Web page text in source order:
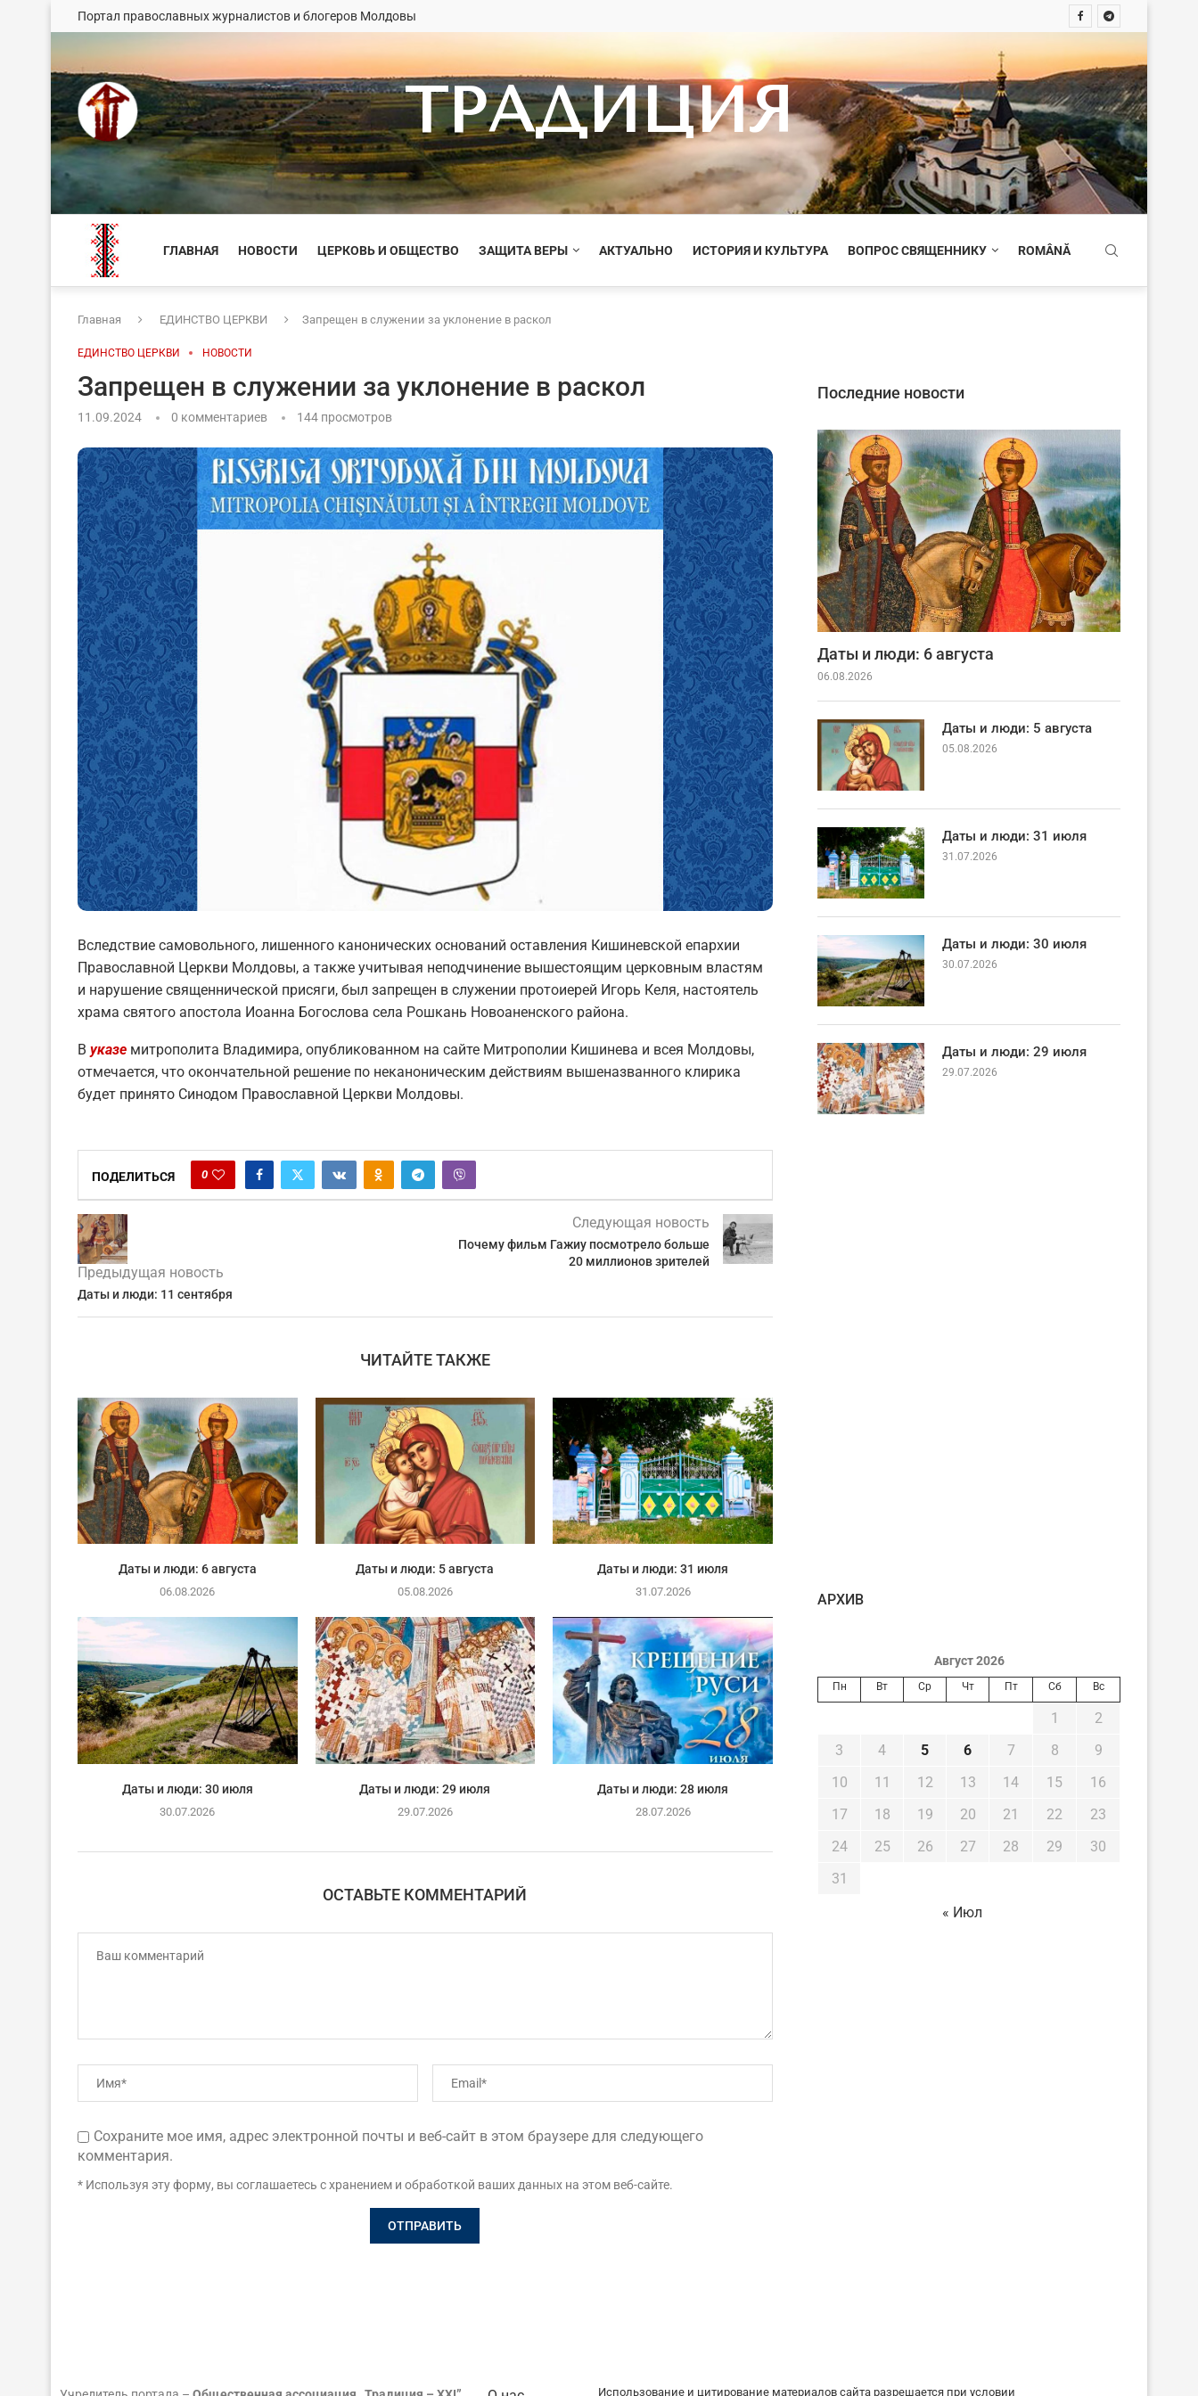
Портал православных журналистов и блогеров Молдовы
ТРАДИЦИЯ
ГЛАВНАЯ НОВОСТИ ЦЕРКОВЬ И ОБЩЕСТВО ЗАЩИТА ВЕРЫ АКТУАЛЬНО ИСТОРИЯ И КУЛЬТУРА ВОПРОС СВЯЩЕННИКУ ROMÂNĂ
Главная ЕДИНСТВО ЦЕРКВИ Запрещен в служении за уклонение в раскол
ЕДИНСТВО ЦЕРКВИ НОВОСТИ
Запрещен в служении за уклонение в раскол
11.09.2024 0 комментариев 144 просмотров
Вследствие самовольного, лишенного канонических оснований оставления Кишиневской епархии
Православной Церкви Молдовы, а также учитывая неподчинение вышестоящим церковным властям
и нарушение священнической присяги, был запрещен в служении протоиерей Игорь Келя, настоятель
храма святого апостола Иоанна Богослова села Рошкань Новоаненского района.
В указе митрополита Владимира, опубликованном на сайте Митрополии Кишинева и всея Молдовы,
отмечается, что окончательной решение по неканоническим действиям вышеназванного клирика
будет принято Синодом Православной Церкви Молдовы.
ПОДЕЛИТЬСЯ 0
Предыдущая новость
Даты и люди: 11 сентября
Следующая новость
Почему фильм Гажиу посмотрело больше
20 миллионов зрителей
ЧИТАЙТЕ ТАКЖЕ
Даты и люди: 6 августа
06.08.2026
Даты и люди: 5 августа
05.08.2026
Даты и люди: 31 июля
31.07.2026
Даты и люди: 30 июля
30.07.2026
Даты и люди: 29 июля
29.07.2026
Даты и люди: 28 июля
28.07.2026
ОСТАВЬТЕ КОММЕНТАРИЙ
Сохраните мое имя, адрес электронной почты и веб-сайт в этом браузере для следующего
комментария.
* Используя эту форму, вы соглашаетесь с хранением и обработкой ваших данных на этом веб-сайте.
Последние новости
Даты и люди: 6 августа
06.08.2026
Даты и люди: 5 августа
05.08.2026
Даты и люди: 31 июля
31.07.2026
Даты и люди: 30 июля
30.07.2026
Даты и люди: 29 июля
29.07.2026
AРХИВ
Август 2026
Пн Вт Ср Чт Пт Сб Вс
1
2
3
4 5 6 7 8
9
10
11 12 13 14 15
16
17
18 19 20 21 22
23
24
25 26 27 28 29
30
31
« Июл
Использование и цитирование материалов сайта разрешается при условии